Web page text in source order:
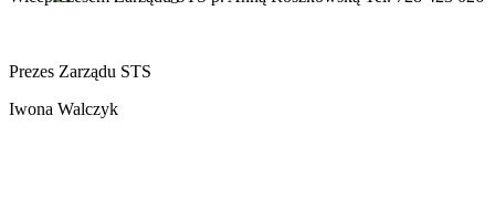
Prezes Zarządu STS
Iwona Walczyk